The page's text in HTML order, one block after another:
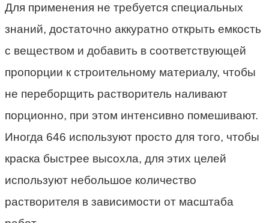
Для применения не требуется специальных
знаний, достаточно аккуратно открыть емкость
с веществом и добавить в соответствующей
пропорции к строительному материалу, чтобы
не переборщить растворитель наливают
порционно, при этом интенсивно помешивают.
Иногда 646 используют просто для того, чтобы
краска быстрее высохла, для этих целей
используют небольшое количество
растворителя в зависимости от масштаба